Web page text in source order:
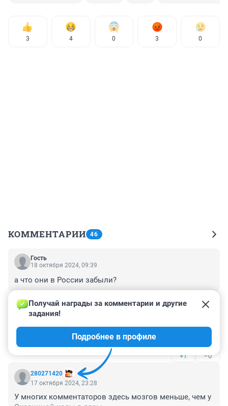
3 4 0 3 0
КОММЕНТАРИИ 46
Гость
18 октября 2024, 09:39
а что они в России забыли?
–0
Гость
Златоухина! Ты где эту чушь выковыриваешь?
+1 –0
280271420
Получай награды за комментарии и другие
задания!
Подробнее в профиле
17 октября 2024, 23:28
У многих комментаторов здесь мозгов меньше, чем у